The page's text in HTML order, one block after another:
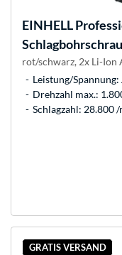
EINHELL
rot/schwarz, 2x Li-Ion
Leistung/
Drehzahl max.:
Schlagzahl: 28.800
GRATIS VERSAND